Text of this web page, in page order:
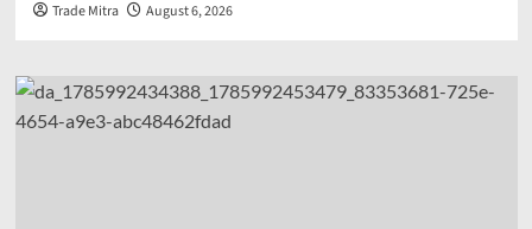
Trade Mitra August 6, 2026